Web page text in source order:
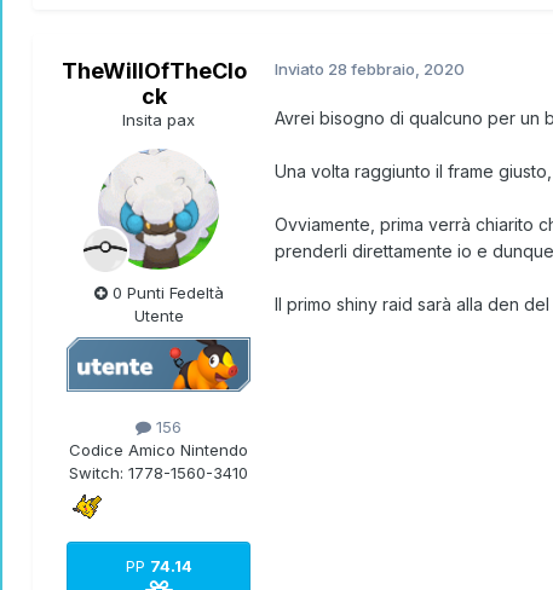
TheWillOfTheClo
ck
Insita pax
0 Punti Fedeltà
Utente
156
Codice Amico Nintendo
Switch: 1778-1560-3410
PP 74.14
Inviato 28 febbraio, 2020
Avrei bisogno di qualcuno per un
Una volta raggiunto il frame
Ovviamente, prima verrà chiarito
prenderli direttamente io e
Il primo shiny raid sarà alla den